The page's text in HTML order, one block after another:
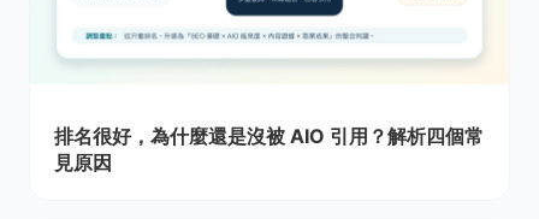
排名很好，為什麼還是沒被 AIO 引用？解析四個常
見原因